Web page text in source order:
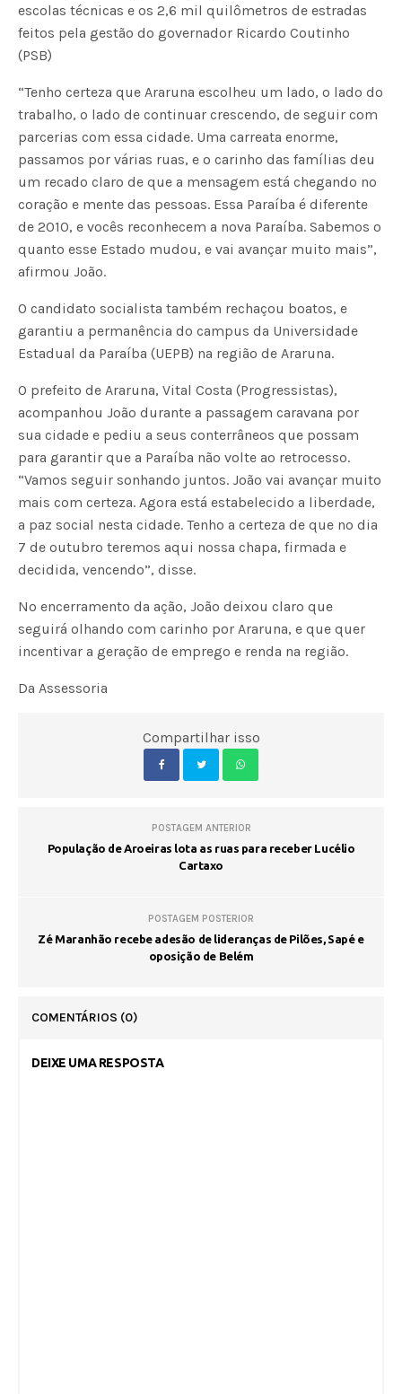
escolas técnicas e os 2,6 mil quilômetros de estradas
feitos pela gestão do governador Ricardo Coutinho
(PSB)
“Tenho certeza que Araruna escolheu um lado, o lado do
trabalho, o lado de continuar crescendo, de seguir com
parcerias com essa cidade. Uma carreata enorme,
passamos por várias ruas, e o carinho das famílias deu
um recado claro de que a mensagem está chegando no
coração e mente das pessoas. Essa Paraíba é diferente
de 2010, e vocês reconhecem a nova Paraíba. Sabemos o
quanto esse Estado mudou, e vai avançar muito mais”,
afirmou João.
O candidato socialista também rechaçou boatos, e
garantiu a permanência do campus da Universidade
Estadual da Paraíba (UEPB) na região de Araruna.
O prefeito de Araruna, Vital Costa (Progressistas),
acompanhou João durante a passagem caravana por
sua cidade e pediu a seus conterrâneos que possam
para garantir que a Paraíba não volte ao retrocesso.
“Vamos seguir sonhando juntos. João vai avançar muito
mais com certeza. Agora está estabelecido a liberdade,
a paz social nesta cidade. Tenho a certeza de que no dia
7 de outubro teremos aqui nossa chapa, firmada e
decidida, vencendo”, disse.
No encerramento da ação, João deixou claro que
seguirá olhando com carinho por Araruna, e que quer
incentivar a geração de emprego e renda na região.
Da Assessoria
Compartilhar isso
POSTAGEM ANTERIOR
População de Aroeiras lota as ruas para receber Lucélio
Cartaxo
POSTAGEM POSTERIOR
Zé Maranhão recebe adesão de lideranças de Pilões, Sapé e
oposição de Belém
COMENTÁRIOS (0)
DEIXE UMA RESPOSTA